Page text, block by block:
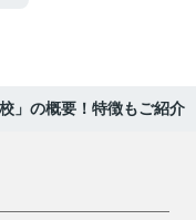
」の概要！特徴もご紹介